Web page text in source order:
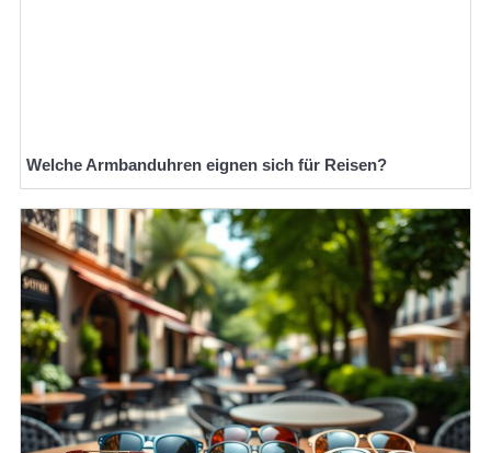
Welche Armbanduhren eignen sich für Reisen?